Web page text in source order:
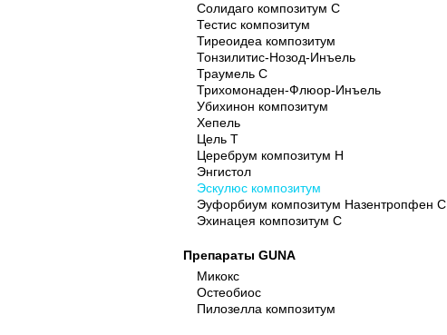
Солидаго композитум С
Тестис композитум
Тиреоидеа композитум
Тонзилитис-Нозод-Инъель
Траумель С
Трихомонаден-Флюор-Инъель
Убихинон композитум
Хепель
Цель Т
Церебрум композитум Н
Энгистол
Эскулюс композитум
Эуфорбиум композитум Назентропфен C
Эхинацея композитум С
Препараты GUNA
Микокс
Остеобиос
Пилозелла композитум